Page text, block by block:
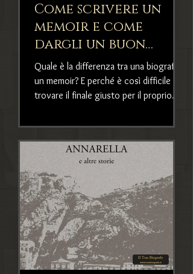
Come scrivere un
memoir e come
dargli un buon
finale
Quale è la differenza tra una biografia e
un memoir? E perché è così difficile
trovare il finale giusto per il proprio